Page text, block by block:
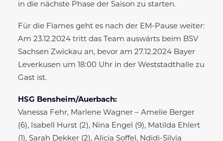
in die nächste Phase der Saison zu starten.
Für die Flames geht es nach der EM-Pause weiter:
Am 23.12.2024 tritt das Team auswärts beim BSV
Sachsen Zwickau an, bevor am 27.12.2024 Bayer
Leverkusen um 18:00 Uhr in der Weststadthalle zu
Gast ist.
HSG Bensheim/Auerbach:
Vanessa Fehr, Marlene Wagner – Amelie Berger
(6), Isabell Hurst (2), Nina Engel (9), Matilda Ehlert
(1), Sarah Dekker (2), Alicia Soffel, Ndidi-Silvia